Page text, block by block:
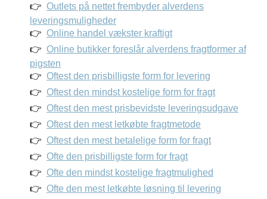
Outlets på nettet frembyder alverdens
leveringsmuligheder
Online handel vækster kraftigt
Online butikker foreslår alverdens fragtformer af
pigsten
Oftest den prisbilligste form for levering
Oftest den mindst kostelige form for fragt
Oftest den mest prisbevidste leveringsudgave
Oftest den mest letkøbte fragtmetode
Oftest den mest betalelige form for fragt
Ofte den prisbilligste form for fragt
Ofte den mindst kostelige fragtmulighed
Ofte den mest letkøbte løsning til levering